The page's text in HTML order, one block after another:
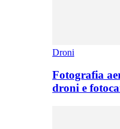
Droni
Fotografia
droni e